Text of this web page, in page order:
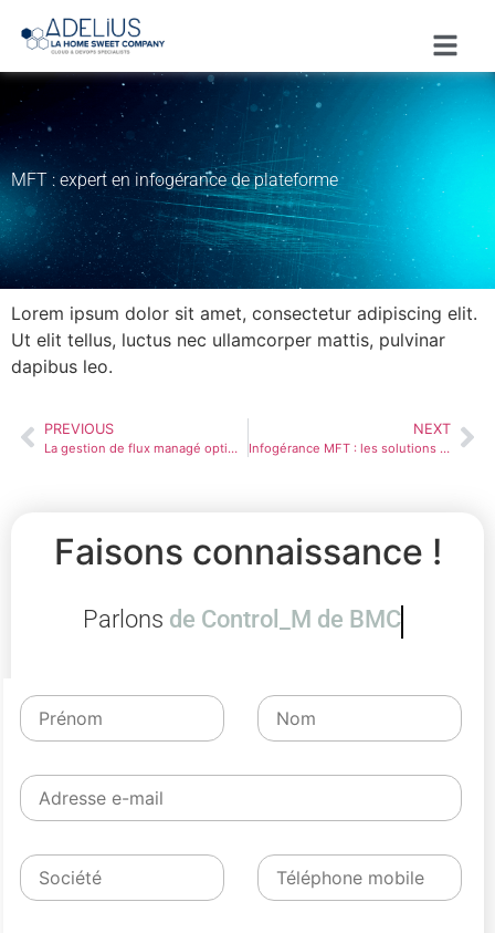
MFT : expert en infogérance de plateforme
Lorem ipsum dolor sit amet, consectetur adipiscing elit.
Ut elit tellus, luctus nec ullamcorper mattis, pulvinar
dapibus leo.
PREVIOUS
La gestion de flux managé optimisée
NEXT
Infogérance MFT : les solutions expertes d’Adelius
Faisons connaissance !
Parlons de Control_M de